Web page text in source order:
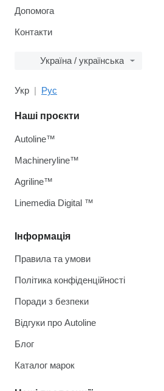
Допомога
Контакти
Україна / українська
Укр Рус
Інформація
Правила та умови
Політика конфіденційності
Поради з безпеки
Відгуки про Autoline
Блог
Каталог марок
Наші проєкти
Autoline™
Machineryline™
Agriline™
Linemedia Digital ™